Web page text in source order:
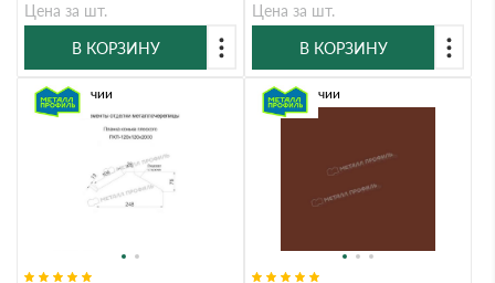
Цена за шт.
В КОРЗИНУ
Цена за шт.
В КОРЗИНУ
В наличии В наличии